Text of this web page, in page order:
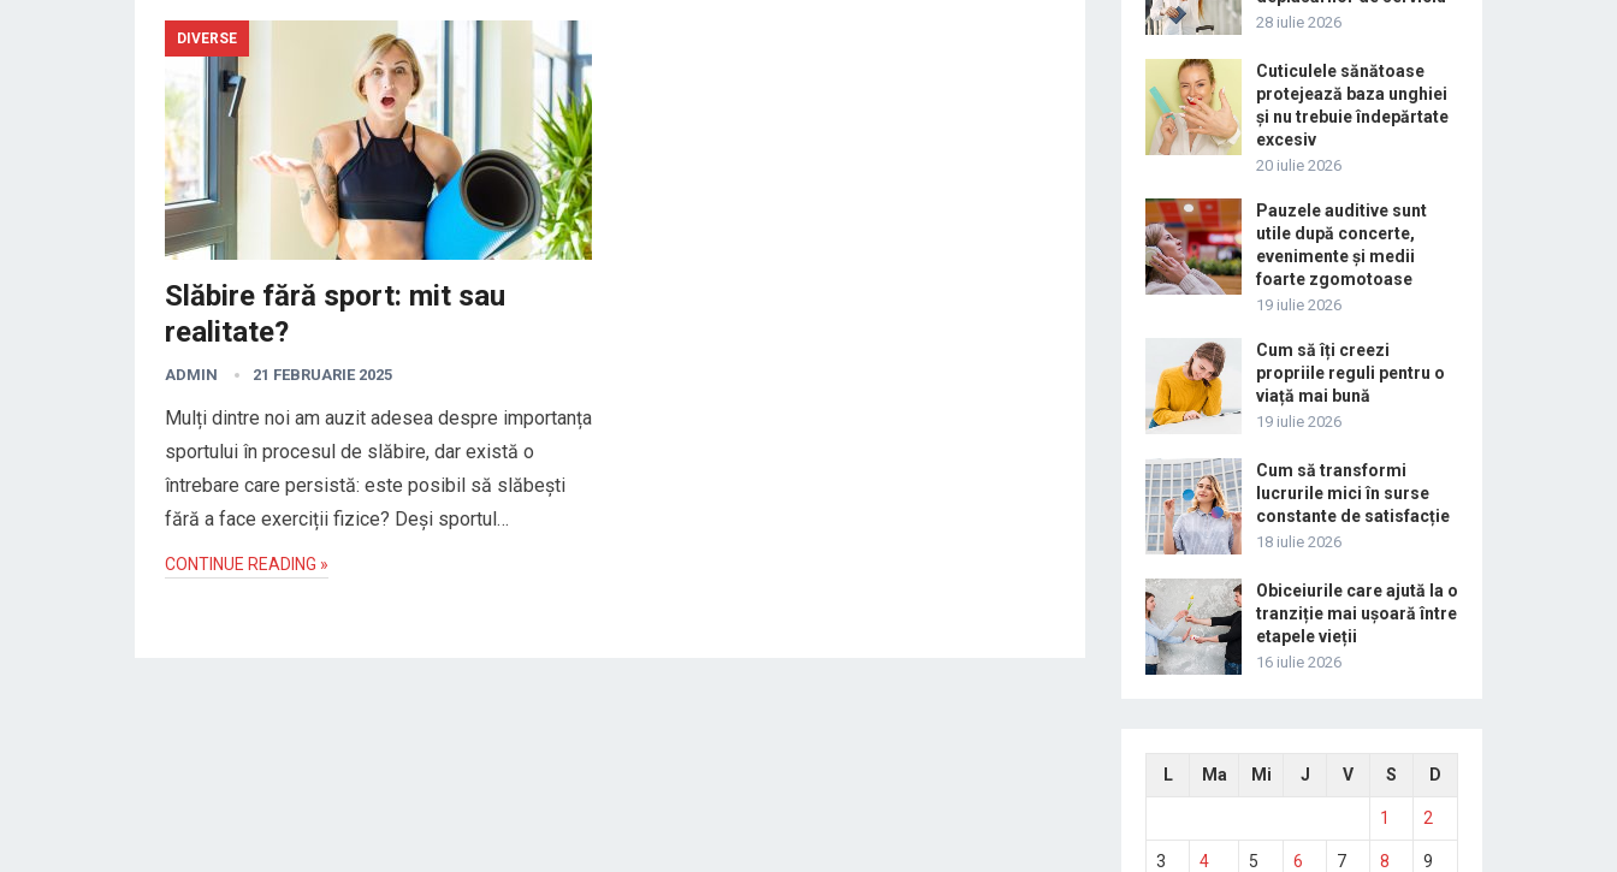
DIVERSE
Slăbire fără sport: mit sau
realitate?
ADMIN 21 FEBRUARIE 2025
Mulți dintre noi am auzit adesea despre importanța
sportului în procesul de slăbire, dar există o
întrebare care persistă: este posibil să slăbești
fără a face exerciții fizice? Deși sportul…
CONTINUE READING »
28 iulie 2026
Cuticulele sănătoase
protejează baza unghiei
și nu trebuie îndepărtate
excesiv
20 iulie 2026
Pauzele auditive sunt
utile după concerte,
evenimente și medii
foarte zgomotoase
19 iulie 2026
Cum să îți creezi
propriile reguli pentru o
viață mai bună
19 iulie 2026
Cum să transformi
lucrurile mici în surse
constante de satisfacție
18 iulie 2026
Obiceiurile care ajută la o
tranziție mai ușoară între
etapele vieții
16 iulie 2026
L Ma Mi J V S D
1 2
3 4 5 6 7 8 9